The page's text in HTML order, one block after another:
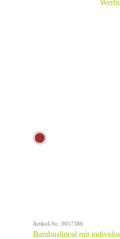
Artikel-Nr.: 0017386
Bambuslineal mit